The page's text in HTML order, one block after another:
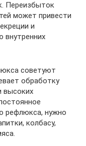
Переизбыток
может привести
и
внутренних
советуют
обработку
высоких
рефлюкса, нужно
колбасу,